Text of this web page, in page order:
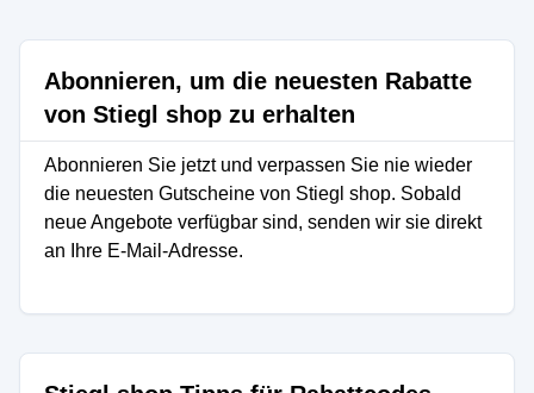
Abonnieren, um die neuesten Rabatte
von Stiegl shop zu erhalten
Abonnieren Sie jetzt und verpassen Sie nie wieder
die neuesten Gutscheine von Stiegl shop. Sobald
neue Angebote verfügbar sind, senden wir sie direkt
an Ihre E-Mail-Adresse.